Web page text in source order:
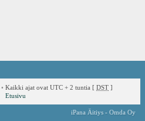
• Kaikki ajat ovat UTC + 2 tuntia [ DST ]
Etusivu
iPana Äitiys - Omda Oy